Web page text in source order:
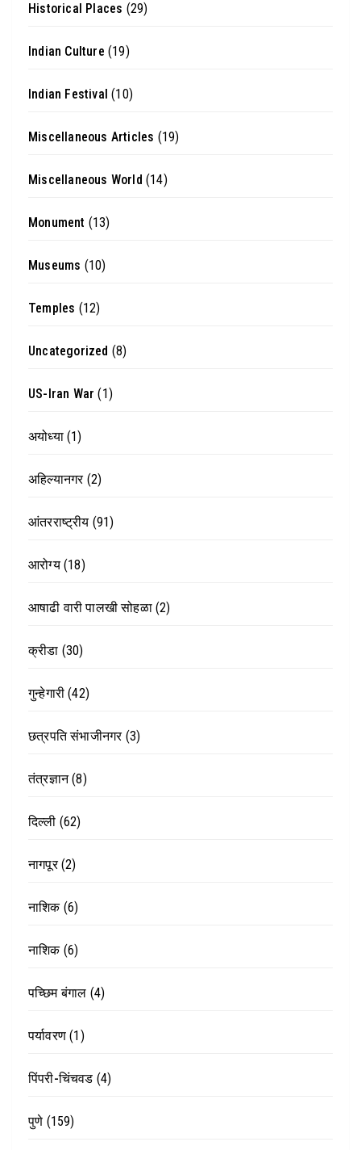
Historical Places (29)
Indian Culture (19)
Indian Festival (10)
Miscellaneous Articles (19)
Miscellaneous World (14)
Monument (13)
Museums (10)
Temples (12)
Uncategorized (8)
US-Iran War (1)
अयोध्या(1)
अहिल्यानगर(2)
आंतरराष्ट्रीय (91)
आरोग्य(18)
आषाढी वारी पालखी सोहळा(2)
क्रीडा (30)
गुन्हेगारी (42)
छत्रपति संभाजीनगर(3)
तंत्रज्ञान(8)
दिल्ली (62)
नागपूर(2)
नाशिक(6)
नाशिक(6)
पच्छिम बंगाल (4)
पर्यावरण (1)
पिंपरी-चिंचवड (4)
पुणे (159)